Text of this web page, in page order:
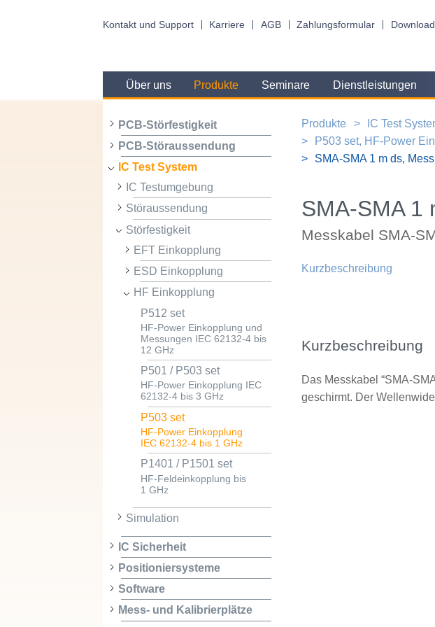
Kontakt und Support Karriere AGB Zahlungsformular
Über uns Produkte Seminare Dienstleistungen
PCB-Störfestigkeit
PCB-Störaussendung
IC Test System
IC Testumgebung
Störaussendung
Störfestigkeit
EFT Einkopplung
ESD Einkopplung
HF Einkopplung
P512 set
HF-Power Einkopplung und
Messungen IEC 62132-4 bis
12 GHz
P501 / P503 set
HF-Power Einkopplung IEC
62132-4 bis 3 GHz
P503 set
HF-Power Einkopplung
IEC 62132-4 bis 1 GHz
P1401 / P1501 set
HF-Feldeinkopplung bis
1 GHz
Simulation
IC Sicherheit
Positioniersysteme
Software
Mess- und Kalibrierplätze
Produkte IC Test
P503 set, HF-Power
SMA-SMA 1 m ds,
SMA-SMA 1
Messkabel SMA-
Kurzbeschreibung
Kurzbeschreibung
Das Messkabel “SMA-
geschirmt. Der